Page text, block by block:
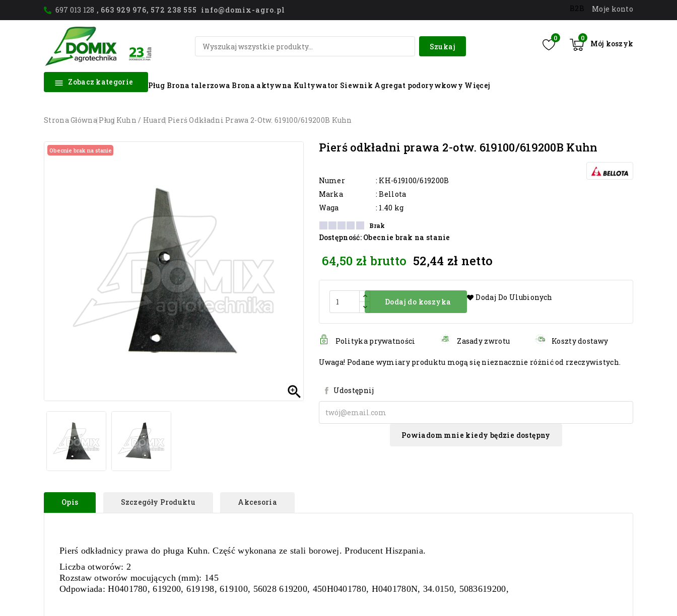
697 013 128 , 663 929 976, 572 238 555 info@domix-agro.pl B2B Moje konto
0
Mój koszyk
0
Szukaj
 Zobacz kategorie Pług Brona talerzowa Brona aktywna Kultywator Siewnik Agregat podorywkowy Więcej
Strona Główna Pług Kuhn / Huard Pierś Odkładni Prawa 2-Otw. 619100/619200B Kuhn
Obecnie brak na stanie

Obecnie brak na stanie Pierś odkładni prawa 2-otw. 619100/619200B Kuhn
Numer
: KH-619100/619200B
Marka
: Bellota
Waga
: 1.40 kg
Brak
Dostępność: Obecnie brak na stanie
64,50 zł brutto 52,44 zł netto
Dodaj do koszyka Dodaj Do Ulubionych
Polityka prywatności Zasady zwrotu Koszty dostawy
Uwaga! Podane wymiary produktu mogą się nieznacznie różnić od rzeczywistych.
Powiadom mnie kiedy będzie dostępny
Udostępnij
Opis Szczegóły Produktu Akcesoria
Pierś odkładnicy prawa do pługa Kuhn.Część wykonana ze stali borowej. Producent Hiszpania.
Liczba otworów: 2
Rozstaw otworów mocujących (mm): 145
Odpowiada: H0401780, 619200, 619198, 619100, 56028 619200, 450H0401780, H0401780N, 34.0150, 5083619200,